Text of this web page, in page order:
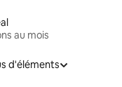
au mois
d'éléments